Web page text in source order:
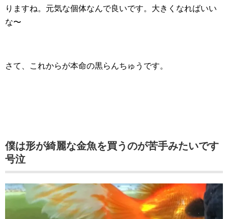
りますね。元気な個体なんで良いです。大きくなればいい
な〜
さて、これからが本命の黒らんちゅうです。
僕は形が綺麗な金魚を買うのが苦手みたいです
号泣